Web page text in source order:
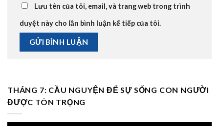
Lưu tên của tôi, email, và trang web trong trình
duyệt này cho lần bình luận kế tiếp của tôi.
THÁNG 7: CẦU NGUYỆN ĐỂ SỰ SỐNG CON NGƯỜI
ĐƯỢC TÔN TRỌNG